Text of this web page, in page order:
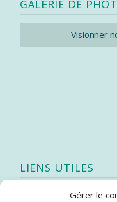
Gérer le
GALERIE DE
Visionner
LIENS UTILES
Quoi de neuf